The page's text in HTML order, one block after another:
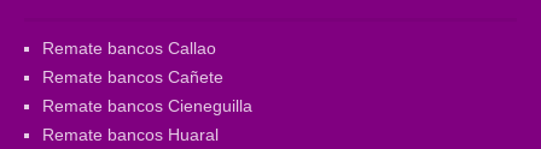
Remate bancos Callao
Remate bancos Cañete
Remate bancos Cieneguilla
Remate bancos Huaral